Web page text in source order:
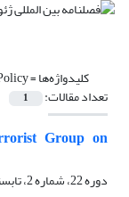
کلیدواژه‌ها =
تعداد مقالات: 1
Group on
دوره 22، شماره 2، تابستان 1405، صفحه